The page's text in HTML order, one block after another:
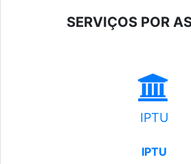
SERVIÇOS POR
IPTU
IPTU